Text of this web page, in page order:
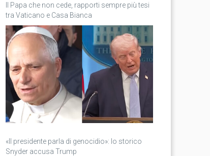
Il Papa che non cede, rapporti sempre più tesi
tra Vaticano e Casa Bianca
«Il presidente parla di genocidio»: lo storico
Snyder accusa Trump